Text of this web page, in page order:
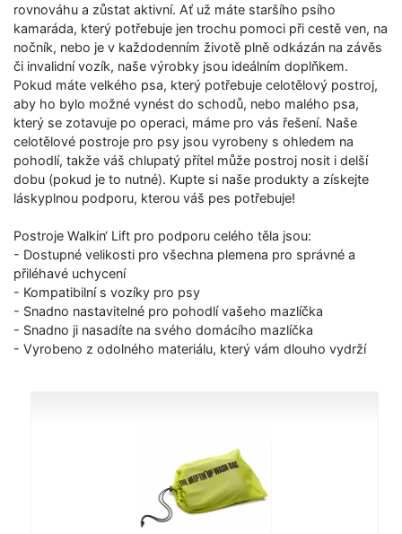
rovnováhu a zůstat aktivní. Ať už máte staršího psího
kamaráda, který potřebuje jen trochu pomoci při cestě ven, na
nočník, nebo je v každodenním životě plně odkázán na závěs
či invalidní vozík, naše výrobky jsou ideálním doplňkem.
Pokud máte velkého psa, který potřebuje celotělový postroj,
aby ho bylo možné vynést do schodů, nebo malého psa,
který se zotavuje po operaci, máme pro vás řešení. Naše
celotělové postroje pro psy jsou vyrobeny s ohledem na
pohodlí, takže váš chlupatý přítel může postroj nosit i delší
dobu (pokud je to nutné). Kupte si naše produkty a získejte
láskyplnou podporu, kterou váš pes potřebuje!
Postroje Walkin‘ Lift pro podporu celého těla jsou:
- Dostupné velikosti pro všechna plemena pro správné a
přiléhavé uchycení
- Kompatibilní s vozíky pro psy
- Snadno nastavitelné pro pohodlí vašeho mazlíčka
- Snadno ji nasadíte na svého domácího mazlíčka
- Vyrobeno z odolného materiálu, který vám dlouho vydrží